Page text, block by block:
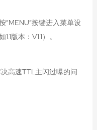
“MENU”按键进入菜单设
版本：V1.1）。
高速TTL主闪过曝的问